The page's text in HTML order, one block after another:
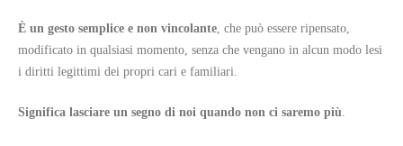
È un gesto semplice e non vincolante, che può essere ripensato,
modificato in qualsiasi momento, senza che vengano in alcun modo lesi
i diritti legittimi dei propri cari e familiari.
Significa lasciare un segno di noi quando non ci saremo più.